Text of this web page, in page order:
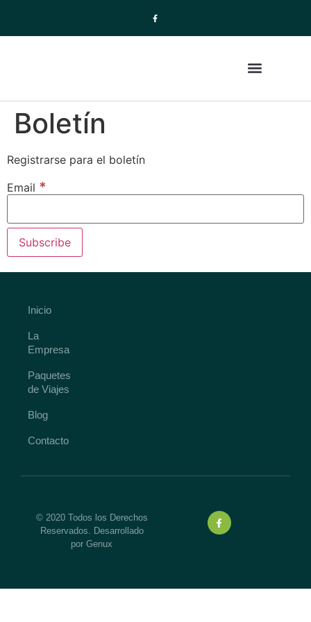
Boletín
Registrarse para el boletín
Email *
Inicio
La
Empresa
Paquetes
de Viajes
Blog
Contacto
© 2020 Todos los Derechos
Reservados. Desarrollado
por Genux